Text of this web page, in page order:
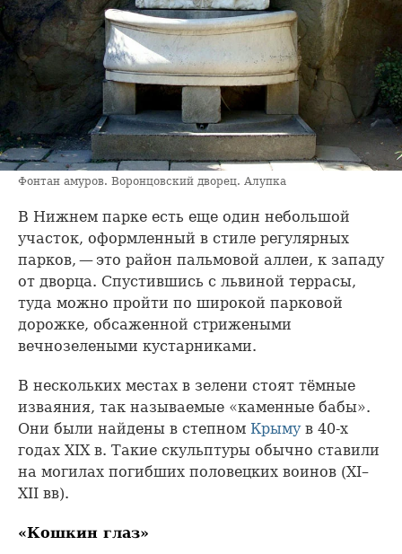
Фонтан амуров. Воронцовский дворец. Алупка
В Нижнем парке есть еще один небольшой
участок, оформленный в стиле регулярных
парков, — это район пальмовой аллеи, к западу
от дворца. Спустившись с львиной террасы,
туда можно пройти по широкой парковой
дорожке, обсаженной стрижеными
вечнозелеными кустарниками.
В нескольких местах в зелени стоят тёмные
изваяния, так называемые «каменные бабы».
Они были найдены в степном Крымув 40-х
годах XIX в. Такие скульптуры обычно ставили
на могилах погибших половецких воинов (XI–
XII вв).
«Кошкин глаз»